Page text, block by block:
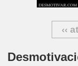
‹‹